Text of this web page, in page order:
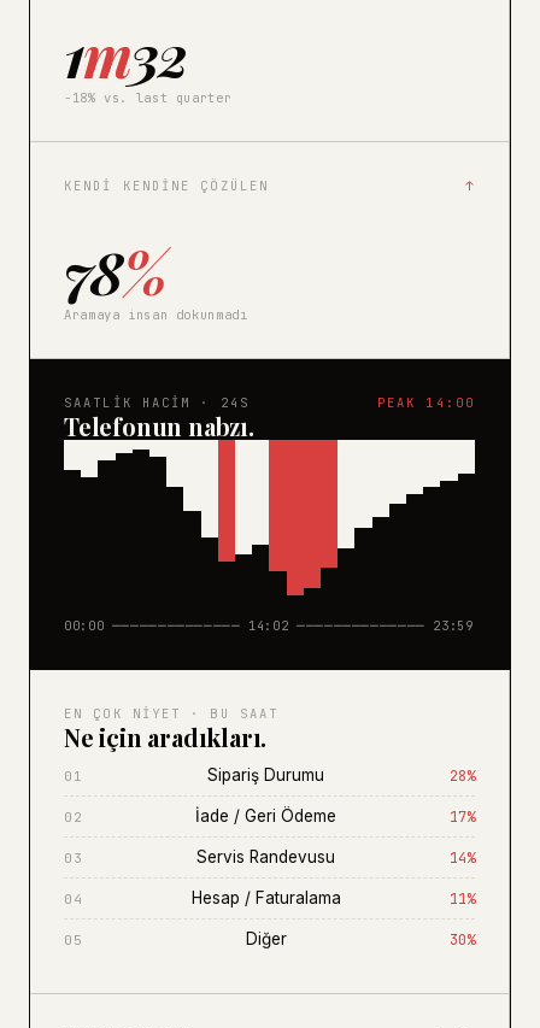
1m32
−18% vs. last quarter
KENDI KENDINE ÇÖZÜLEN ↑
78%
Aramaya insan dokunmadı
SAATLIK HACIM · 24S PEAK 14:00
Telefonun nabzı.
00:00 ────────────── 14:02 ────────────── 23:59
EN ÇOK NIYET · BU SAAT
Ne için aradıkları.
01 Sipariş Durumu 28%
02 İade / Geri Ödeme 17%
03 Servis Randevusu 14%
04 Hesap / Faturalama 11%
05 Diğer 30%